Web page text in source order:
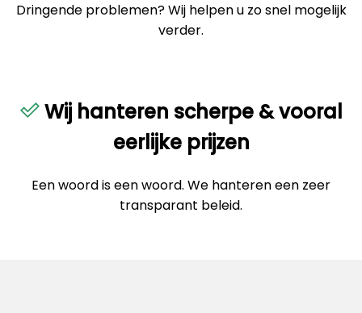
Dringende problemen? Wij helpen u zo snel mogelijk
verder.
Wij hanteren scherpe & vooral
eerlijke prijzen
Een woord is een woord. We hanteren een zeer
transparant beleid.